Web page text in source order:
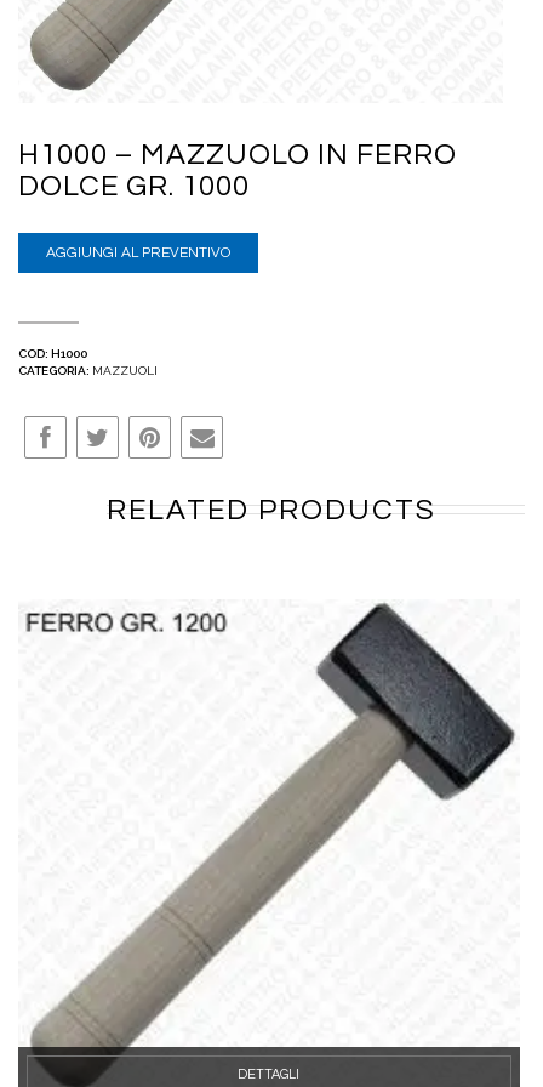
H1000 – MAZZUOLO IN FERRO
DOLCE GR. 1000
AGGIUNGI AL PREVENTIVO
COD: H1000
CATEGORIA: MAZZUOLI
RELATED PRODUCTS
DETTAGLI